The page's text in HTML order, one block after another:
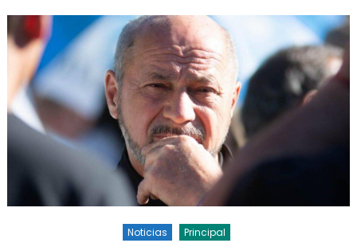
del
Noticias Principal